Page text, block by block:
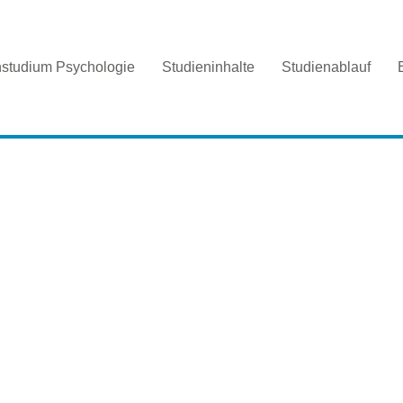
Psychologie Studieninhalte Studienablauf